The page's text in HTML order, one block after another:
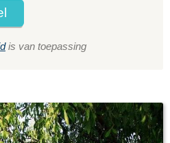
is van toepassing